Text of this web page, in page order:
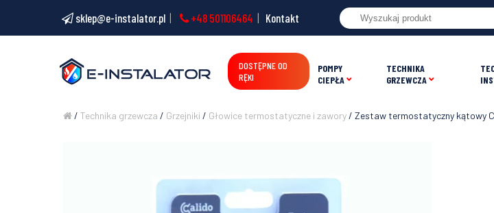
sklep@e-instalator.pl +48 501106464 Kontakt
DOSTĘPNE OD
RĘKI
POMPY
CIEPŁA
TECHNIKA
GRZEWCZA
/ Technika grzewcza / Grzejniki / Głowice termostatyczne i zawory/ Zestaw termostatyczny kątowy